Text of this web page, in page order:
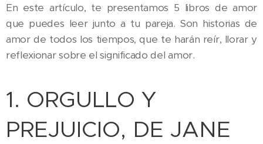
En este artículo, te presentamos 5 libros de amor
que puedes leer junto a tu pareja. Son historias de
amor de todos los tiempos, que te harán reír, llorar y
reflexionar sobre el significado del amor.
1. ORGULLO Y
PREJUICIO, DE JANE